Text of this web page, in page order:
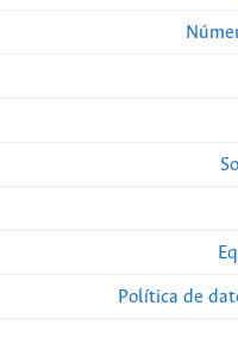
Política de